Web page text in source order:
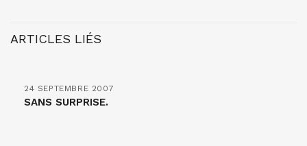
ARTICLES LIÉS
24 SEPTEMBRE 2007
SANS SURPRISE.